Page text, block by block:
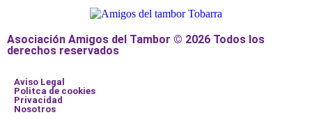
Asociación Amigos del Tambor © 2026 Todos los
derechos reservados
Aviso Legal
Politca de cookies
Privacidad
Nosotros